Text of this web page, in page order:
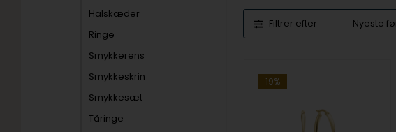
Halskæder
Ringe
Smykkerens
Smykkeskrin
Smykkesæt
Tåringe
Filtrer efter
19%